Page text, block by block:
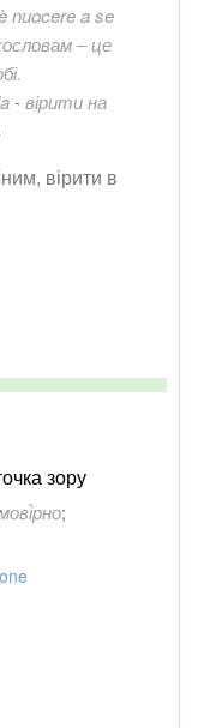
nuocere a se
‒ це
-вірити на
вірити в
зору
;